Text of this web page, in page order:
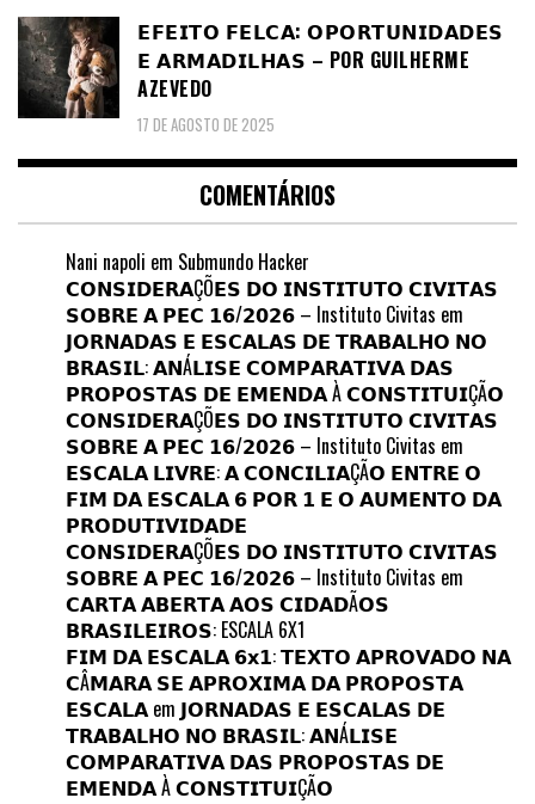
𝗘𝗙𝗘𝗜𝗧𝗢 𝗙𝗘𝗟𝗖𝗔: 𝗢𝗣𝗢𝗥𝗧𝗨𝗡𝗜𝗗𝗔𝗗𝗘𝗦
𝗘 𝗔𝗥𝗠𝗔𝗗𝗜𝗟𝗛𝗔𝗦 – POR GUILHERME
AZEVEDO
17 DE AGOSTO DE 2025
COMENTÁRIOS
Nani napoli em Submundo Hacker
𝗖𝗢𝗡𝗦𝗜𝗗𝗘𝗥𝗔ÇÕ𝗘𝗦 𝗗𝗢 𝗜𝗡𝗦𝗧𝗜𝗧𝗨𝗧𝗢 𝗖𝗜𝗩𝗜𝗧𝗔𝗦
𝗦𝗢𝗕𝗥𝗘 𝗔 𝗣𝗘𝗖 𝟭𝟲/𝟮𝟬𝟮𝟲 – Instituto Civitas em
𝗝𝗢𝗥𝗡𝗔𝗗𝗔𝗦 𝗘 𝗘𝗦𝗖𝗔𝗟𝗔𝗦 𝗗𝗘 𝗧𝗥𝗔𝗕𝗔𝗟𝗛𝗢 𝗡𝗢
𝗕𝗥𝗔𝗦𝗜𝗟: 𝗔𝗡Á𝗟𝗜𝗦𝗘 𝗖𝗢𝗠𝗣𝗔𝗥𝗔𝗧𝗜𝗩𝗔 𝗗𝗔𝗦
𝗣𝗥𝗢𝗣𝗢𝗦𝗧𝗔𝗦 𝗗𝗘 𝗘𝗠𝗘𝗡𝗗𝗔 À 𝗖𝗢𝗡𝗦𝗧𝗜𝗧𝗨𝗜ÇÃ𝗢
𝗖𝗢𝗡𝗦𝗜𝗗𝗘𝗥𝗔ÇÕ𝗘𝗦 𝗗𝗢 𝗜𝗡𝗦𝗧𝗜𝗧𝗨𝗧𝗢 𝗖𝗜𝗩𝗜𝗧𝗔𝗦
𝗦𝗢𝗕𝗥𝗘 𝗔 𝗣𝗘𝗖 𝟭𝟲/𝟮𝟬𝟮𝟲 – Instituto Civitas em
𝗘𝗦𝗖𝗔𝗟𝗔 𝗟𝗜𝗩𝗥𝗘: 𝗔 𝗖𝗢𝗡𝗖𝗜𝗟𝗜𝗔ÇÃ𝗢 𝗘𝗡𝗧𝗥𝗘 𝗢
𝗙𝗜𝗠 𝗗𝗔 𝗘𝗦𝗖𝗔𝗟𝗔 𝟲 𝗣𝗢𝗥 𝟭 𝗘 𝗢 𝗔𝗨𝗠𝗘𝗡𝗧𝗢 𝗗𝗔
𝗣𝗥𝗢𝗗𝗨𝗧𝗜𝗩𝗜𝗗𝗔𝗗𝗘
𝗖𝗢𝗡𝗦𝗜𝗗𝗘𝗥𝗔ÇÕ𝗘𝗦 𝗗𝗢 𝗜𝗡𝗦𝗧𝗜𝗧𝗨𝗧𝗢 𝗖𝗜𝗩𝗜𝗧𝗔𝗦
𝗦𝗢𝗕𝗥𝗘 𝗔 𝗣𝗘𝗖 𝟭𝟲/𝟮𝟬𝟮𝟲 – Instituto Civitas em
𝗖𝗔𝗥𝗧𝗔 𝗔𝗕𝗘𝗥𝗧𝗔 𝗔𝗢𝗦 𝗖𝗜𝗗𝗔𝗗Ã𝗢𝗦
𝗕𝗥𝗔𝗦𝗜𝗟𝗘𝗜𝗥𝗢𝗦: ESCALA 6X1
𝗙𝗜𝗠 𝗗𝗔 𝗘𝗦𝗖𝗔𝗟𝗔 𝟲𝘅𝟭: 𝗧𝗘𝗫𝗧𝗢 𝗔𝗣𝗥𝗢𝗩𝗔𝗗𝗢 𝗡𝗔
𝗖Â𝗠𝗔𝗥𝗔 𝗦𝗘 𝗔𝗣𝗥𝗢𝗫𝗜𝗠𝗔 𝗗𝗔 𝗣𝗥𝗢𝗣𝗢𝗦𝗧𝗔
𝗘𝗦𝗖𝗔𝗟𝗔em 𝗝𝗢𝗥𝗡𝗔𝗗𝗔𝗦 𝗘 𝗘𝗦𝗖𝗔𝗟𝗔𝗦 𝗗𝗘
𝗧𝗥𝗔𝗕𝗔𝗟𝗛𝗢 𝗡𝗢 𝗕𝗥𝗔𝗦𝗜𝗟: 𝗔𝗡Á𝗟𝗜𝗦𝗘
𝗖𝗢𝗠𝗣𝗔𝗥𝗔𝗧𝗜𝗩𝗔 𝗗𝗔𝗦 𝗣𝗥𝗢𝗣𝗢𝗦𝗧𝗔𝗦 𝗗𝗘
𝗘𝗠𝗘𝗡𝗗𝗔 À 𝗖𝗢𝗡𝗦𝗧𝗜𝗧𝗨𝗜ÇÃ𝗢